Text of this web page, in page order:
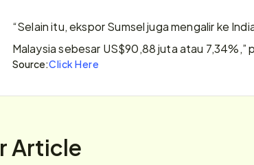
“Selain itu, ekspor Sumsel juga mengalir ke
Malaysia sebesar US$90,88 juta atau 7,34%,”
Source:Click Here
Article